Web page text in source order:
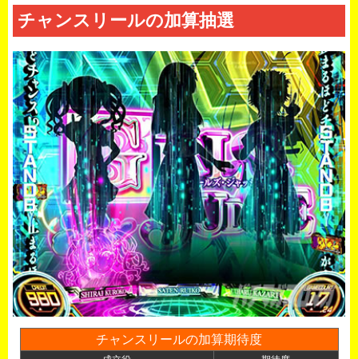
チャンスリールの加算抽選
チャンスリールの加算期待度